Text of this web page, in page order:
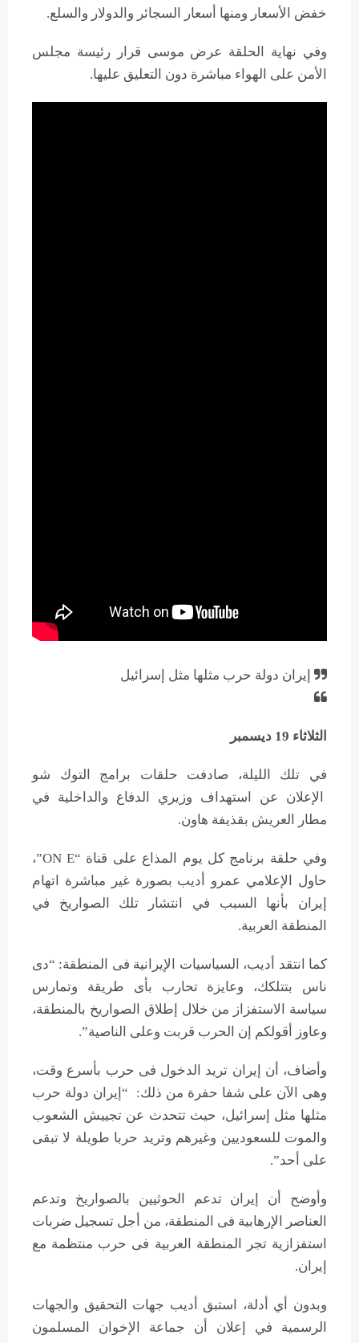
خفض الأسعار ومنها أسعار السجائر والدولار والسلع.
وفي نهاية الحلقة عرض موسى قرار رئيسة مجلس
الأمن على الهواء مباشرة دون التعليق عليها.
إيران دولة حرب مثلها مثل إسرائيل
الثلاثاء 19 ديسمبر
في تلك الليلة، صادفت حلقات برامج التوك شو
الإعلان عن استهداف وزيري الدفاع والداخلية في
مطار العريش بقذيفة هاون.
وفي حلقة برنامج كل يوم المذاع على قناة “ON E”،
حاول الإعلامي عمرو أديب بصورة غير مباشرة اتهام
إيران بأنها السبب في انتشار تلك الصواريخ في
المنطقة العربية.
كما انتقد أديب، السياسيات الإيرانية فى المنطقة: “دى
ناس بتتلكك، وعايزة تحارب بأى طريقة وتمارس
سياسة الاستفزاز من خلال إطلاق الصواريخ بالمنطقة،
وعاوز أقولكم إن الحرب قربت وعلى الناصية”.
وأضاف، أن إيران تريد الدخول فى حرب بأسرع وقت،
وهى الآن على شفا حفرة من ذلك: “إيران دولة حرب
مثلها مثل إسرائيل، حيث تتحدث عن تجييش الشعوب
والموت للسعوديين وغيرهم وتريد حربا طويلة لا تبقى
على أحد”.
وأوضح أن إيران تدعم الحوثيين بالصواريخ وتدعم
العناصر الإرهابية فى المنطقة، من أجل تسجيل ضربات
استفزازية تجر المنطقة العربية فى حرب منتظمة مع
إيران.
وبدون أي أدلة، استبق أديب جهات التحقيق والجهات
الرسمية في إعلان أن جماعة الإخوان المسلمون